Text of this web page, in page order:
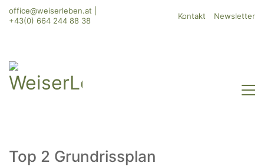
office@weiserleben.at
+43(0) 664 244 88 38
Kontakt Newsletter
Top 2 Grundrissplan